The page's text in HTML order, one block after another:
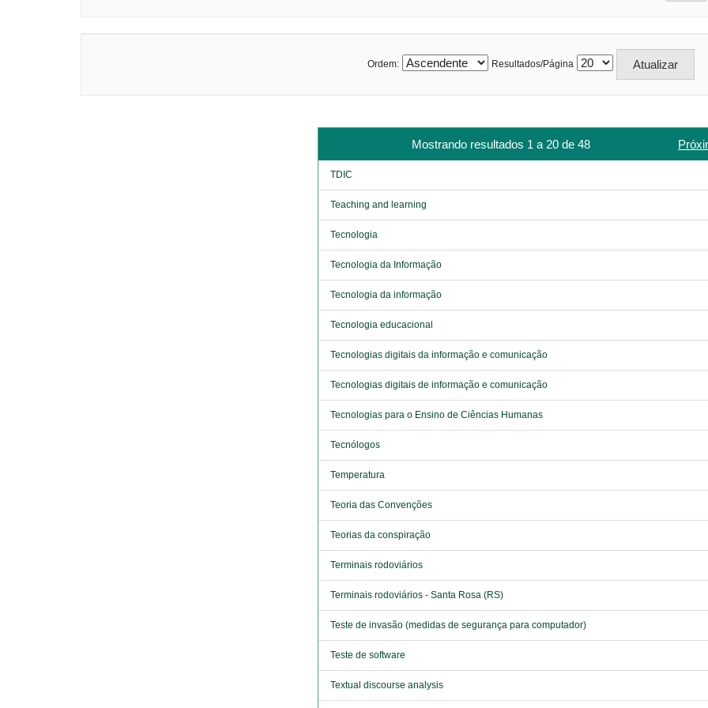
Ordem: Resultados/Página
Mostrando resultados 1 a 20 de 48
TDIC
Teaching and learning
Tecnologia
Tecnologia da Informação
Tecnologia da informação
Tecnologia educacional
Tecnologias digitais da informação e comunicação
Tecnologias digitais de informação e comunicação
Tecnologias para o Ensino de Ciências Humanas
Tecnólogos
Temperatura
Teoria das Convenções
Teorias da conspiração
Terminais rodoviários
Terminais rodoviários - Santa Rosa (RS)
Teste de invasão (medidas de segurança para computador)
Teste de software
Textual discourse analysis